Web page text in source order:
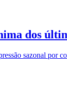
dos
sazonal por